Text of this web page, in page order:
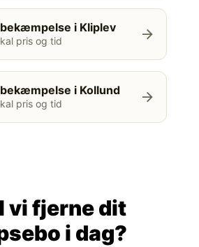
i Kliplev
pris og tid arrow_forward
i Kollund
pris og tid arrow_forward
vi fjerne dit
i dag?